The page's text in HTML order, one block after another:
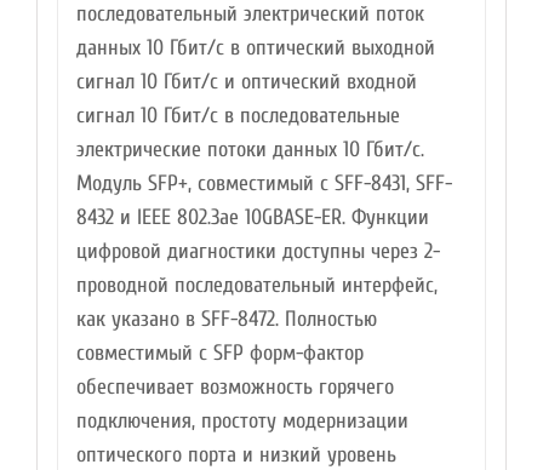
последовательный электрический поток
данных 10 Гбит/с в оптический выходной
сигнал 10 Гбит/с и оптический входной
сигнал 10 Гбит/с в последовательные
электрические потоки данных 10 Гбит/с.
Модуль SFP+, совместимый с SFF-8431, SFF-
8432 и IEEE 802.3ae 10GBASE-ER. Функции
цифровой диагностики доступны через 2-
проводной последовательный интерфейс,
как указано в SFF-8472. Полностью
совместимый с SFP форм-фактор
обеспечивает возможность горячего
подключения, простоту модернизации
оптического порта и низкий уровень